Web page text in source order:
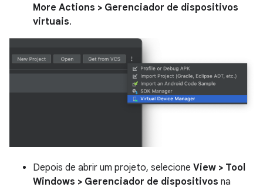
More Actions > Gerenciador de dispositivos
virtuais.
Depois de abrir um projeto, selecione View > Tool
Windows > Gerenciador de dispositivos na